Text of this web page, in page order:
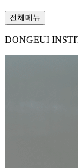
전체메뉴
DONGEUI